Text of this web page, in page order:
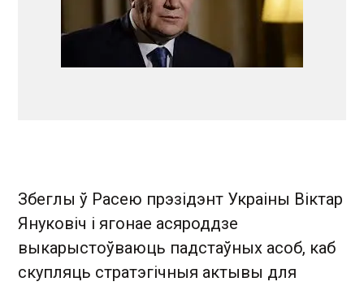
Збеглы ў Расею прэзідэнт Украіны Віктар
Януковіч і ягонае асяроддзе
выкарыстоўваюць падстаўных асоб, каб
скупляць стратэгічныя актывы для